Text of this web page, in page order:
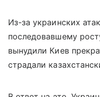
Из-за украинских
последовавшему
вынудили Киев
страдали